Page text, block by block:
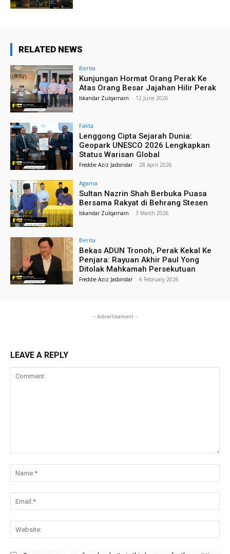
RELATED NEWS
Berita
Kunjungan Hormat Orang Perak Ke
Atas Orang Besar Jajahan Hilir Perak
Iskandar Zulqarnain - 12 June 2026
Fakta
Lenggong Cipta Sejarah Dunia:
Geopark UNESCO 2026 Lengkapkan
Status Warisan Global
Freddie Aziz Jasbindar - 28 April 2026
Agama
Sultan Nazrin Shah Berbuka Puasa
Bersama Rakyat di Behrang Stesen
Iskandar Zulqarnain - 3 March 2026
Berita
Bekas ADUN Tronoh, Perak Kekal Ke
Penjara: Rayuan Akhir Paul Yong
Ditolak Mahkamah Persekutuan
Freddie Aziz Jasbindar - 6 February 2026
- Advertisement -
LEAVE A REPLY